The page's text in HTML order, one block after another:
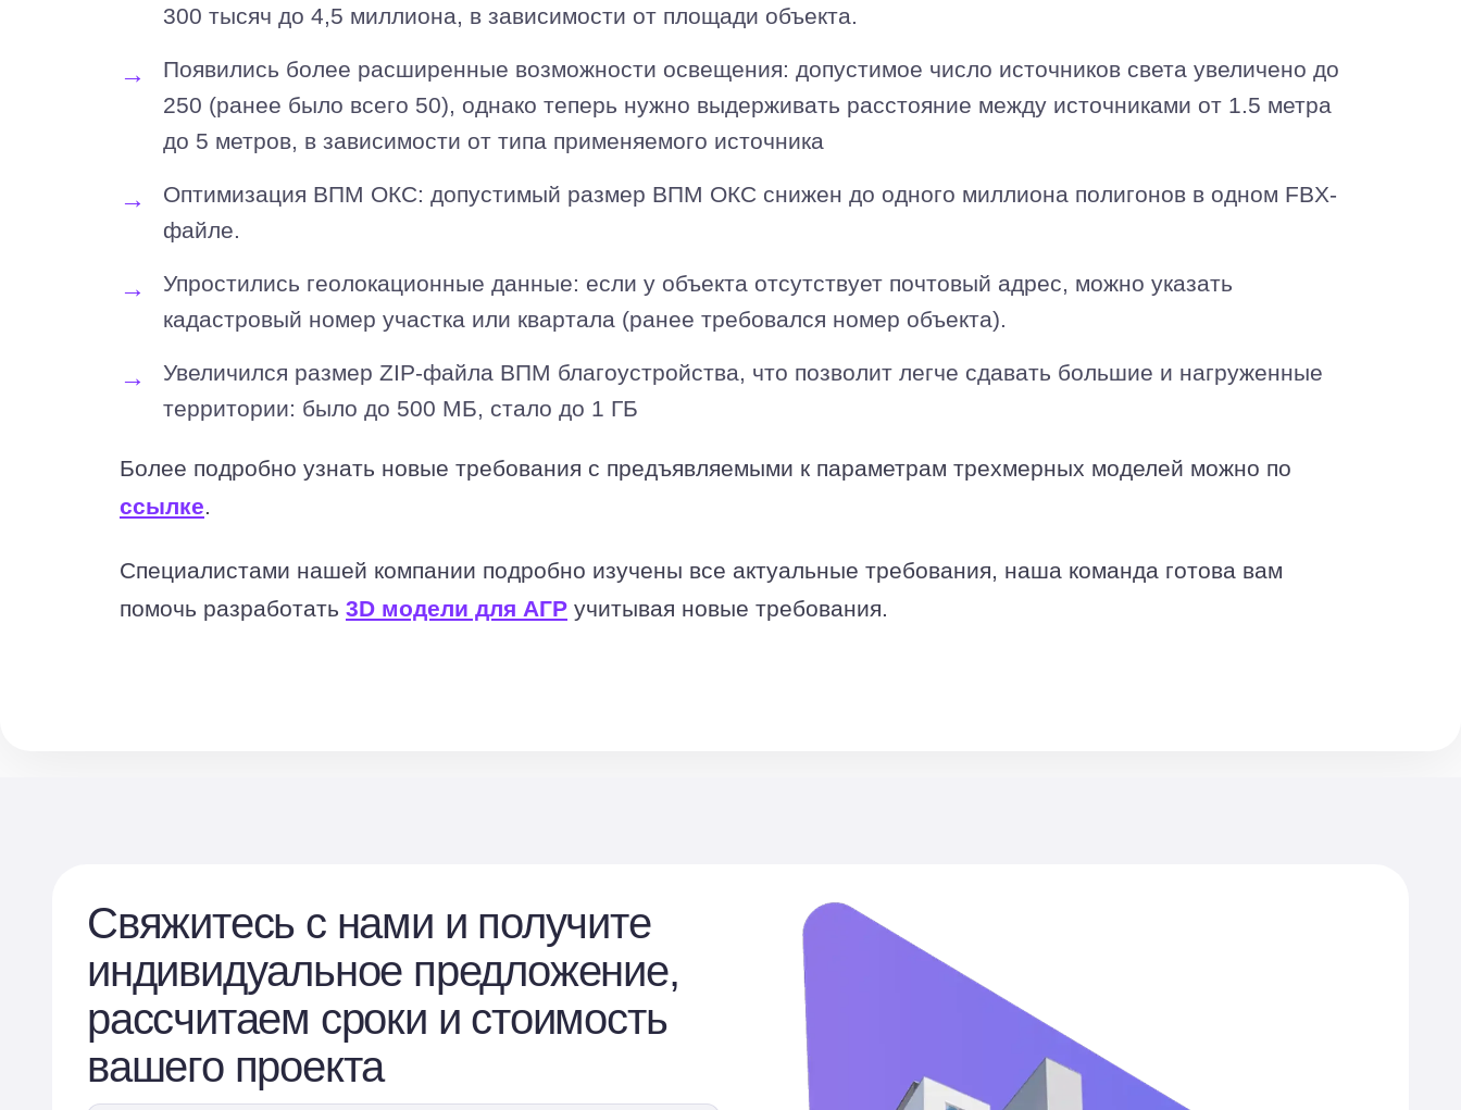
300 тысяч до 4,5 миллиона, в зависимости от площади объекта.
Появились более расширенные возможности освещения: допустимое число источников света увеличено до
250 (ранее было всего 50), однако теперь нужно выдерживать расстояние между источниками от 1.5 метра
до 5 метров, в зависимости от типа применяемого источника
Оптимизация ВПМ ОКС: допустимый размер ВПМ ОКС снижен до одного миллиона полигонов в одном FBX-
файле.
Упростились геолокационные данные: если у объекта отсутствует почтовый адрес, можно указать
кадастровый номер участка или квартала (ранее требовался номер объекта).
Увеличился размер ZIP-файла ВПМ благоустройства, что позволит легче сдавать большие и нагруженные
территории: было до 500 МБ, стало до 1 ГБ
Более подробно узнать новые требования с предъявляемыми к параметрам трехмерных моделей можно по
ссылке.
Специалистами нашей компании подробно изучены все актуальные требования, наша команда готова вам
помочь разработать 3D модели для АГР учитывая новые требования.
Свяжитесь с нами и получите
индивидуальное предложение,
рассчитаем сроки и стоимость
вашего проекта